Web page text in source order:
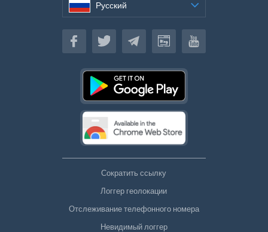
Русский
Русский
Сократить ссылку
Логгер геолокации
Отслеживание телефонного номера
Невидимый логгер